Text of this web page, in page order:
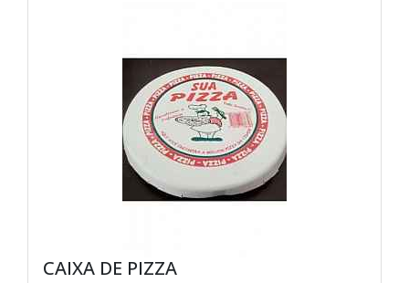
CAIXA DE PIZZA